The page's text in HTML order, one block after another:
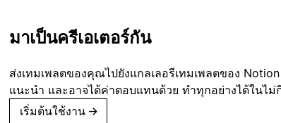
มาเป็นครีเอเตอร์กัน
ส่งเทมเพลตของคุณไปยังแกลเลอรีเทมเพลตของ
แนะนำ และอาจได้ค่าตอบแทนด้วย ทำทุกอย่างได้ในไม่
เริ่มต้นใช้งาน →